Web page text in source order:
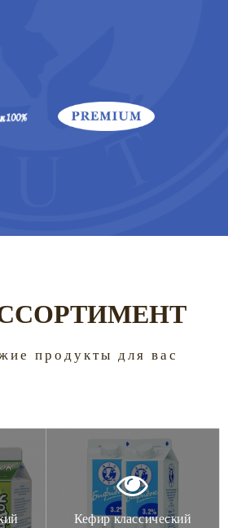
продукты для вас
Кефир классический